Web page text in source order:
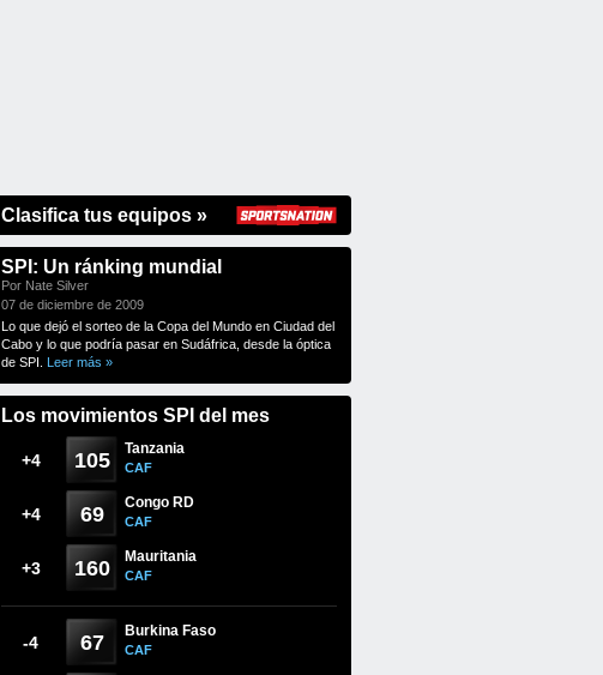
Clasifica tus equipos »
SPI: Un ránking mundial
Por Nate Silver
07 de diciembre de 2009
Lo que dejó el sorteo de la Copa del Mundo en Ciudad del
Cabo y lo que podría pasar en Sudáfrica, desde la óptica
de SPI. Leer más »
Los movimientos SPI del mes
+4 105 Tanzania
CAF
+4 69 Congo RD
CAF
+3 160 Mauritania
CAF
-4 67 Burkina Faso
CAF